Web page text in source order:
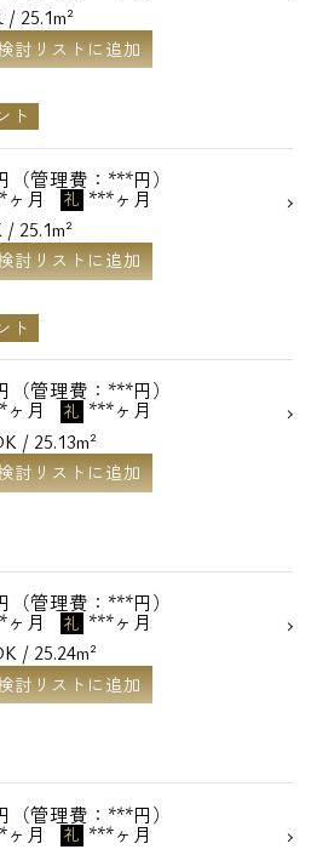
25.1m²
討リストに追加
ト
（管理費：***円）
ヶ月 礼 ***ヶ月
25.1m²
討リストに追加
ト
（管理費：***円）
ヶ月 礼 ***ヶ月
/ 25.13m²
討リストに追加
（管理費：***円）
ヶ月 礼 ***ヶ月
/ 25.24m²
討リストに追加
（管理費：***円）
ヶ月 礼 ***ヶ月